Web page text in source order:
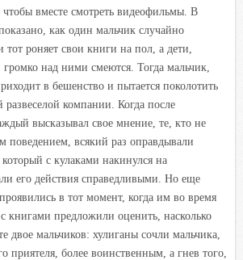
вместе смотреть видеофильмы. В
как один мальчик случайно
тот роняет свои книги на пол, а дети,
над ними смеются. Тогда мальчик,
в бешенство и пытается поколотить
развеселой компании. Когда после
высказывал свое мнение, те, кто не
поведением, всякий раз оправдывали
с кулаками накинулся на
его действия справедливыми. Но еще
в тот момент, когда им во время
книгами предложили оценить, насколько
двое мальчиков: хулиганы сочли мальчика,
приятеля, более воинственным, а гнев того,